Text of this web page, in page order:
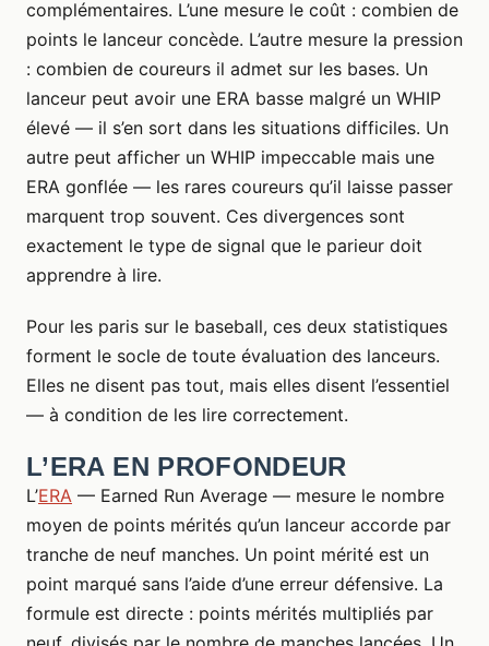
complémentaires. L’une mesure le coût : combien de
points le lanceur concède. L’autre mesure la pression
: combien de coureurs il admet sur les bases. Un
lanceur peut avoir une ERA basse malgré un WHIP
élevé — il s’en sort dans les situations difficiles. Un
autre peut afficher un WHIP impeccable mais une
ERA gonflée — les rares coureurs qu’il laisse passer
marquent trop souvent. Ces divergences sont
exactement le type de signal que le parieur doit
apprendre à lire.
Pour les paris sur le baseball, ces deux statistiques
forment le socle de toute évaluation des lanceurs.
Elles ne disent pas tout, mais elles disent l’essentiel
— à condition de les lire correctement.
L’ERA EN PROFONDEUR
L’ERA — Earned Run Average — mesure le nombre
moyen de points mérités qu’un lanceur accorde par
tranche de neuf manches. Un point mérité est un
point marqué sans l’aide d’une erreur défensive. La
formule est directe : points mérités multipliés par